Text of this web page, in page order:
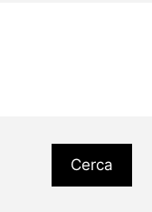
Cerca